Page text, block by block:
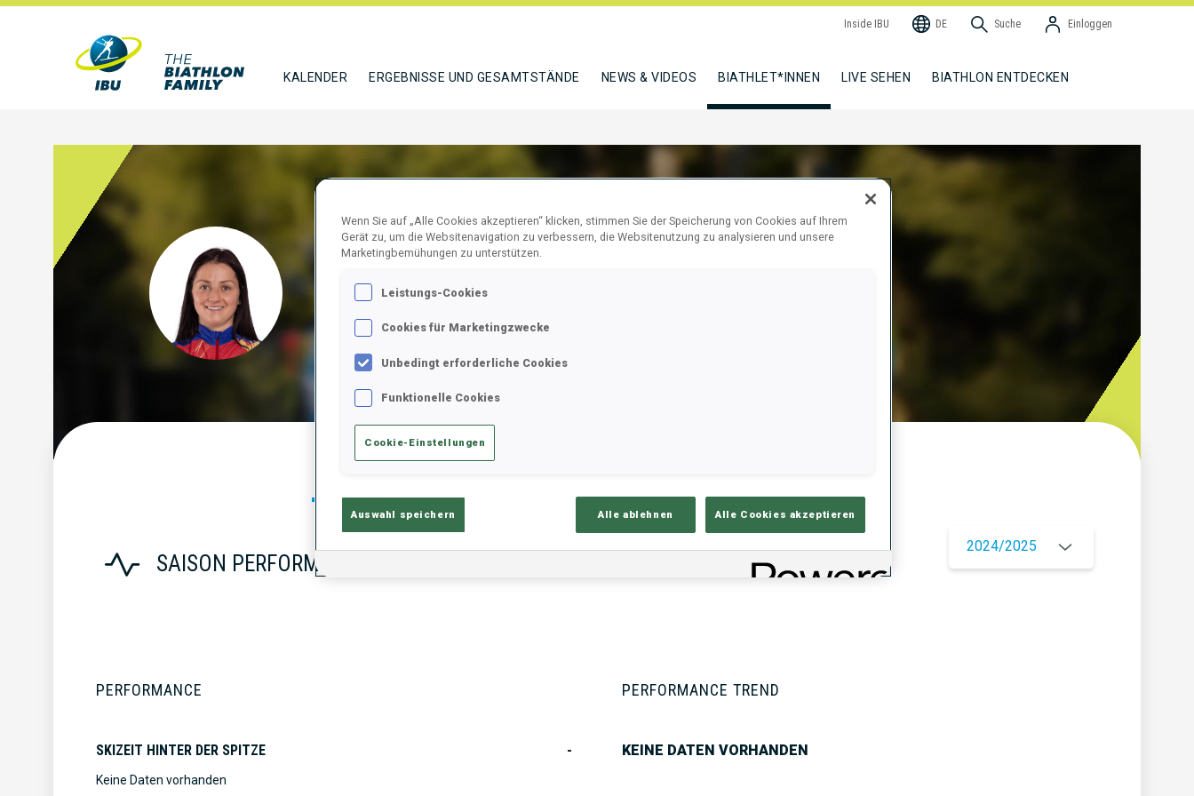
Inside IBU DE Suche Einloggen
KALENDER ERGEBNISSE UND GESAMTSTÄNDE NEWS & VIDEOS BIATHLET*INNEN LIVE SEHEN BIATHLON ENTDECKEN
ONODI ENIKO
FOLGEN
SAISON PERFORMANCE
2024/2025
PERFORMANCE
SKIZEIT HINTER DER SPITZE -
Keine Daten vorhanden
PERFORMANCE TREND
KEINE DATEN VORHANDEN
Wenn Sie auf „Alle Cookies akzeptieren“ klicken, stimmen Sie der Speicherung von Cookies auf Ihrem
Gerät zu, um die Websitenavigation zu verbessern, die Websitenutzung zu analysieren und unsere
Marketingbemühungen zu unterstützen.
Leistungs-Cookies
Cookies für Marketingzwecke
Unbedingt erforderliche Cookies
Funktionelle Cookies
Cookie-Einstellungen
Auswahl speichern Alle ablehnen Alle Cookies akzeptieren